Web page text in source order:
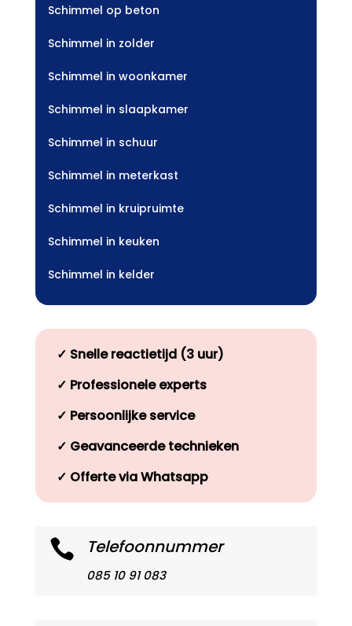
Schimmel op beton
Schimmel in zolder
Schimmel in woonkamer
Schimmel in slaapkamer
Schimmel in schuur
Schimmel in meterkast
Schimmel in kruipruimte
Schimmel in keuken
Schimmel in kelder
✓ Snelle reactietijd (3 uur)
✓ Professionele experts
✓ Persoonlijke service
✓ Geavanceerde technieken
✓ Offerte via Whatsapp
 Telefoonnummer
085 10 91 083